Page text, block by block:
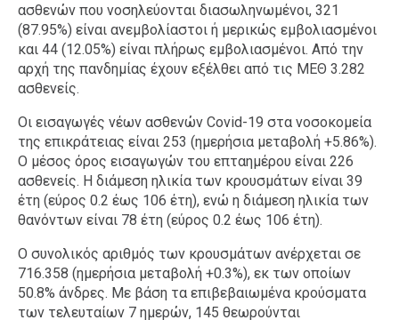
ασθενών που νοσηλεύονται διασωληνωμένοι, 321
(87.95%) είναι ανεμβολίαστοι ή μερικώς εμβολιασμένοι
και 44 (12.05%) είναι πλήρως εμβολιασμένοι. Από την
αρχή της πανδημίας έχουν εξέλθει από τις ΜΕΘ 3.282
ασθενείς.
Οι εισαγωγές νέων ασθενών Covid-19 στα νοσοκομεία
της επικράτειας είναι 253 (ημερήσια μεταβολή +5.86%).
Ο μέσος όρος εισαγωγών του επταημέρου είναι 226
ασθενείς. Η διάμεση ηλικία των κρουσμάτων είναι 39
έτη (εύρος 0.2 έως 106 έτη), ενώ η διάμεση ηλικία των
θανόντων είναι 78 έτη (εύρος 0.2 έως 106 έτη).
Ο συνολικός αριθμός των κρουσμάτων ανέρχεται σε
716.358 (ημερήσια μεταβολή +0.3%), εκ των οποίων
50.8% άνδρες. Με βάση τα επιβεβαιωμένα κρούσματα
των τελευταίων 7 ημερών, 145 θεωρούνται